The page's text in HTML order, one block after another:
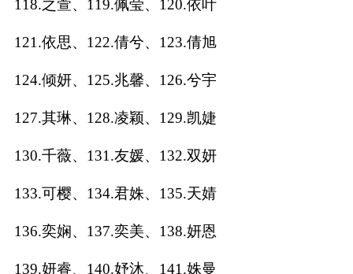
118.之萱、119.佩莹、120.依叶
121.依思、122.倩兮、123.倩旭
124.倾妍、125.兆馨、126.兮宇
127.其琳、128.凌颖、129.凯婕
130.千薇、131.友媛、132.双妍
133.可樱、134.君姝、135.天婧
136.奕娴、137.奕美、138.妍恩
139.妍睿、140.妤沐、141.姝曼